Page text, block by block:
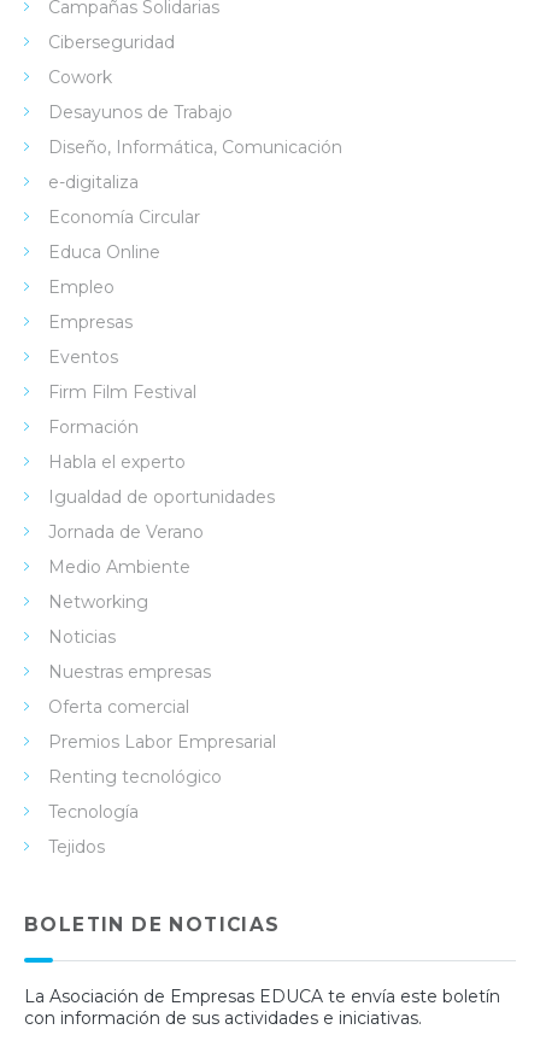
Campañas Solidarias
Ciberseguridad
Cowork
Desayunos de Trabajo
Diseño, Informática, Comunicación
e-digitaliza
Economía Circular
Educa Online
Empleo
Empresas
Eventos
Firm Film Festival
Formación
Habla el experto
Igualdad de oportunidades
Jornada de Verano
Medio Ambiente
Networking
Noticias
Nuestras empresas
Oferta comercial
Premios Labor Empresarial
Renting tecnológico
Tecnología
Tejidos
BOLETIN DE NOTICIAS
La Asociación de Empresas EDUCA te envía este boletín
con información de sus actividades e iniciativas.